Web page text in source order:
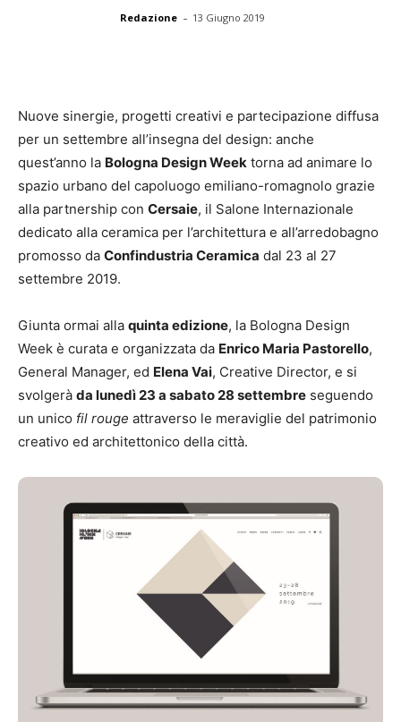
Redazione - 13 Giugno 2019
Nuove sinergie, progetti creativi e partecipazione diffusa
per un settembre all’insegna del design: anche
quest’anno la Bologna Design Week torna ad animare lo
spazio urbano del capoluogo emiliano-romagnolo grazie
alla partnership con Cersaie, il Salone Internazionale
dedicato alla ceramica per l’architettura e all’arredobagno
promosso da Confindustria Ceramica dal 23 al 27
settembre 2019.
Giunta ormai alla quinta edizione, la Bologna Design
Week è curata e organizzata da Enrico Maria Pastorello,
General Manager, ed Elena Vai, Creative Director, e si
svolgerà da lunedì 23 a sabato 28 settembre seguendo
un unico fil rouge attraverso le meraviglie del patrimonio
creativo ed architettonico della città.